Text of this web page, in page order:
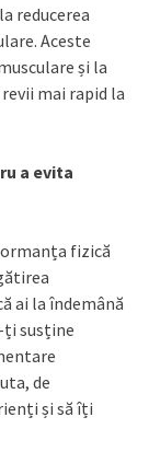
reducerea
Aceste
și la
mai rapid la
a evita
fizică
ai la îndemână
ți susține
de
și să îți